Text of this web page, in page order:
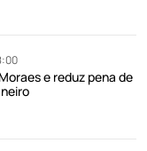
e reduz pena de